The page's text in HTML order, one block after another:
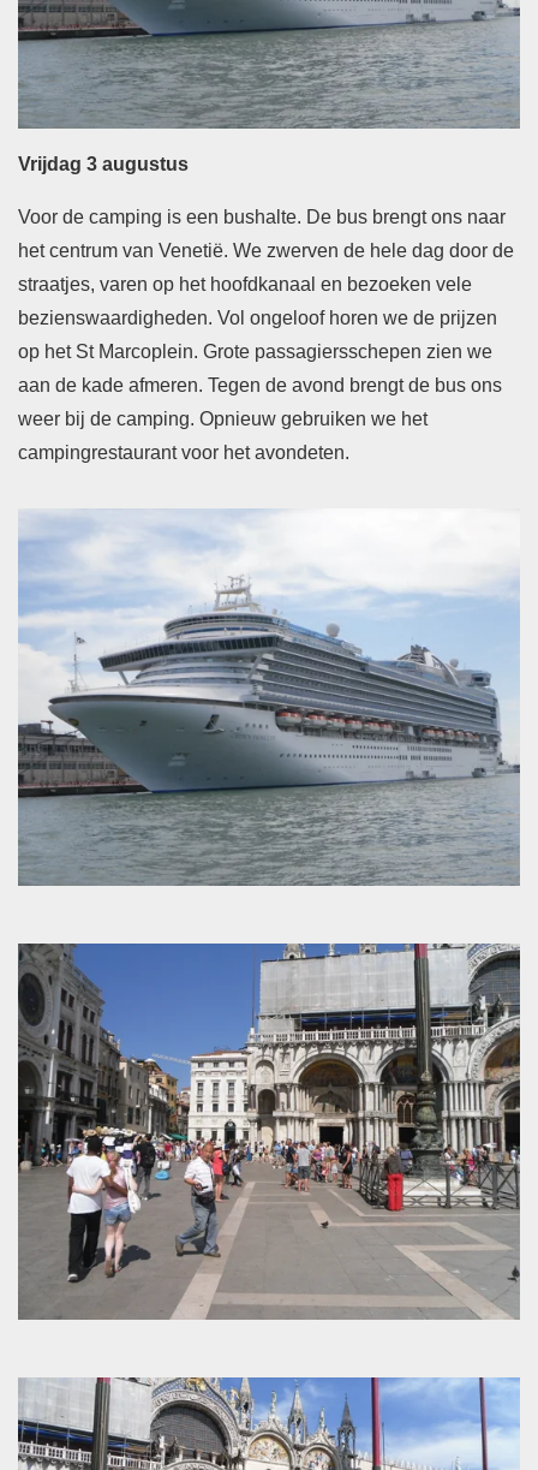
Vrijdag 3 augustus
Voor de camping is een bushalte. De bus brengt ons naar
het centrum van Venetië. We zwerven de hele dag door de
straatjes, varen op het hoofdkanaal en bezoeken vele
bezienswaardigheden. Vol ongeloof horen we de prijzen
op het St Marcoplein. Grote passagiersschepen zien we
aan de kade afmeren. Tegen de avond brengt de bus ons
weer bij de camping. Opnieuw gebruiken we het
campingrestaurant voor het avondeten.